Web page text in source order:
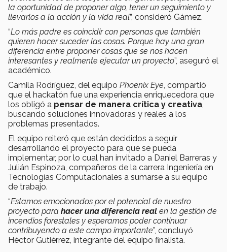
la oportunidad de proponer algo, tener un seguimiento y
llevarlos a la acción y la vida real”, consideró Gámez.
“Lo más padre es coincidir con personas que también
quieren hacer suceder las cosas. Porque hay una gran
diferencia entre proponer cosas que se nos hacen
interesantes y realmente ejecutar un proyecto”, aseguró el
académico.
Camila Rodríguez, del equipo Phoenix Eye , compartió
que el hackatón fue una experiencia enriquecedora que
los obligó a pensar de manera crítica y creativa
buscando soluciones innovadoras y reales a los
problemas presentados.
El equipo reiteró que están decididos a seguir
desarrollando el proyecto para que se pueda
implementar, por lo cual han invitado a Daniel Barreras y
Julián Espinoza, compañeros de la carrera Ingeniería en
Tecnologías Computacionales a sumarse a su equipo
de trabajo.
“Estamos emocionados por el potencial de nuestro
proyecto para hacer una diferencia real en la gestión de
incendios forestales y esperamos poder continuar
contribuyendo a este campo importante”, concluyó
Héctor Gutiérrez, integrante del equipo finalista.